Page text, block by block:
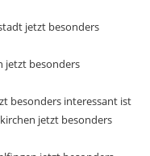
jetzt besonders
jetzt besonders
besonders interessant ist
jetzt besonders